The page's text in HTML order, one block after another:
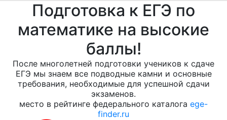
Подготовка к ЕГЭ по
математике на высокие
баллы!
После многолетней подготовки учеников к сдаче
ЕГЭ мы знаем все подводные камни и основные
требования, необходимые для успешной сдачи
экзаменов.
место в рейтинге федерального каталога ege-
finder.ru